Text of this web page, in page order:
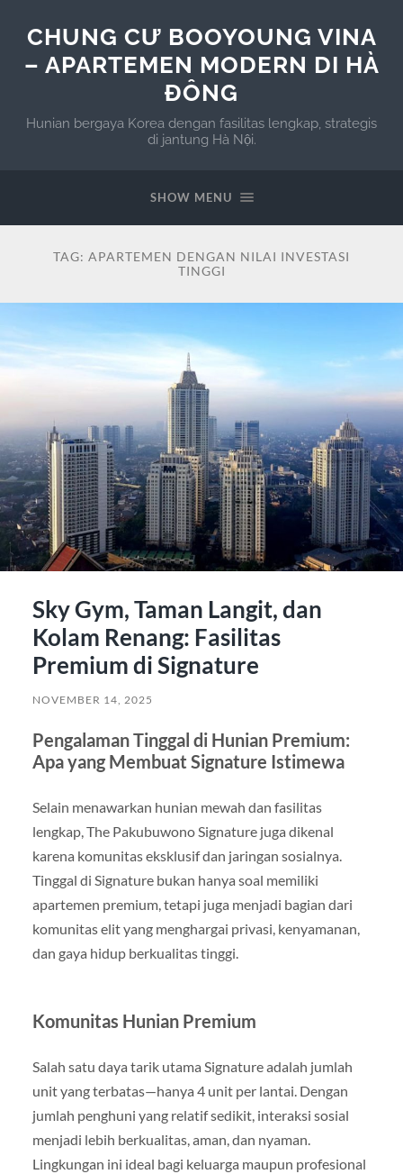
CHUNG CƯ BOOYOUNG VINA
– APARTEMEN MODERN DI HÀ
ĐÔNG
Hunian bergaya Korea dengan fasilitas lengkap, strategis
di jantung Hà Nội.
SHOW MENU
TAG: APARTEMEN DENGAN NILAI INVESTASI
TINGGI
Sky Gym, Taman Langit, dan
Kolam Renang: Fasilitas
Premium di Signature
NOVEMBER 14, 2025
Pengalaman Tinggal di Hunian Premium:
Apa yang Membuat Signature Istimewa
Selain menawarkan hunian mewah dan fasilitas
lengkap, The Pakubuwono Signature juga dikenal
karena komunitas eksklusif dan jaringan sosialnya.
Tinggal di Signature bukan hanya soal memiliki
apartemen premium, tetapi juga menjadi bagian dari
komunitas elit yang menghargai privasi, kenyamanan,
dan gaya hidup berkualitas tinggi.
Komunitas Hunian Premium
Salah satu daya tarik utama Signature adalah jumlah
unit yang terbatas—hanya 4 unit per lantai. Dengan
jumlah penghuni yang relatif sedikit, interaksi sosial
menjadi lebih berkualitas, aman, dan nyaman.
Lingkungan ini ideal bagi keluarga maupun profesional